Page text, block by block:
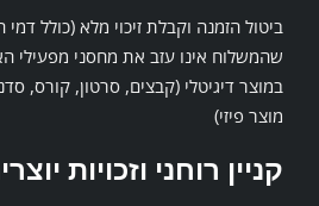
ביטול הזמנה וקבלת זיכוי מלא (כולל
שהמשלוח אינו עזב את מחסני מפעילי
במוצר דיגיטלי (קבצים, סרטון, קורס,
מוצר פיזי)
קניין רוחני וזכויות